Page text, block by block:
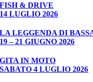
FISH & DRIVE
14 LUGLIO 2026
LA LEGGENDA DI
19 – 21 GIUGNO 2026
GITA IN MOTO
SABATO 4 LUGLIO 2026